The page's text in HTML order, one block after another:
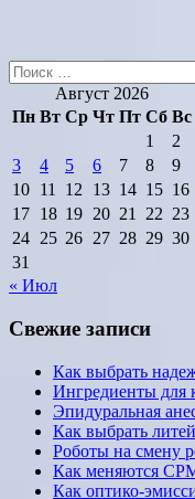
Август 2026
Пн Вт Ср Чт Пт Сб Вс
1
2
3
4 5 6 7 8
9
10 11 12 13 14 15 16
17 18 19 20 21 22 23
24 25 26 27 28 29 30
31
« Июл
Свежие записи
Как выбрать
Ингредиенты для
Эпидуральная
Как выбрать
Роботы на смену
Как меняются
Как оптико-